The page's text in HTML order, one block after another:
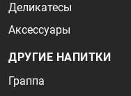
Деликатесы
Аксессуары
ДРУГИЕ НАПИТКИ
Граппа